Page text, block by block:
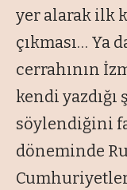
yer alarak ilk
çıkması… Ya
cerrahının
kendi yazdığı
söylendiğini
döneminde